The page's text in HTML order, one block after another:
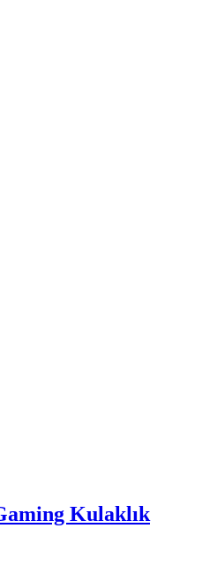
Kulaklık